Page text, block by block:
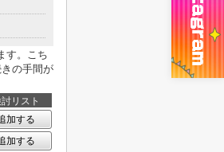
す。こち
の手間が
リスト
加する
加する